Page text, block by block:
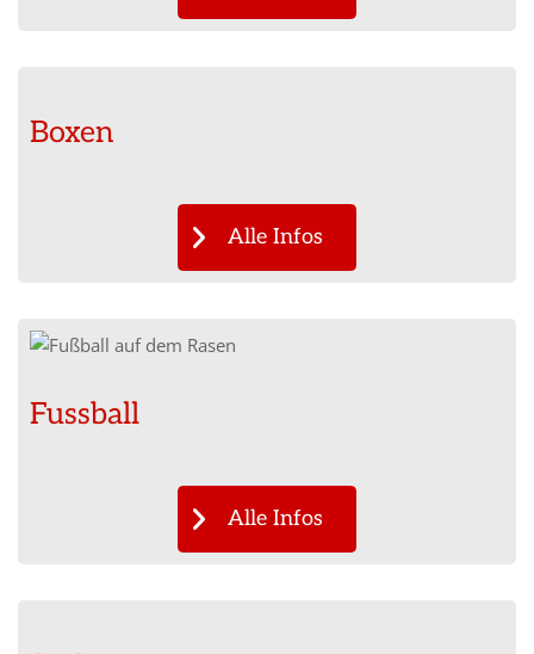
Boxen
Alle Infos
Fussball
Alle Infos